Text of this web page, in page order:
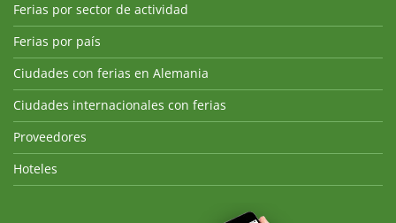
Ferias por sector de actividad
Ferias por país
Ciudades con ferias en Alemania
Ciudades internacionales con ferias
Proveedores
Hoteles